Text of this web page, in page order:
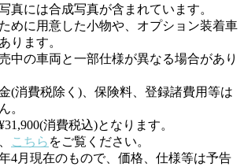
真には合成写真が含まれています。
めに用意した小物や、オプション装着車
ります。
中の車両と一部仕様が異なる場合があり
(消費税除く)、保険料、登録諸費用等は
。
消費税込)となります。
こちら をご覧ください。
4月現在のもので、価格、仕様等は予告